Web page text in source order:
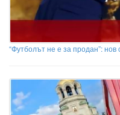
“Футболът не е за продан”: